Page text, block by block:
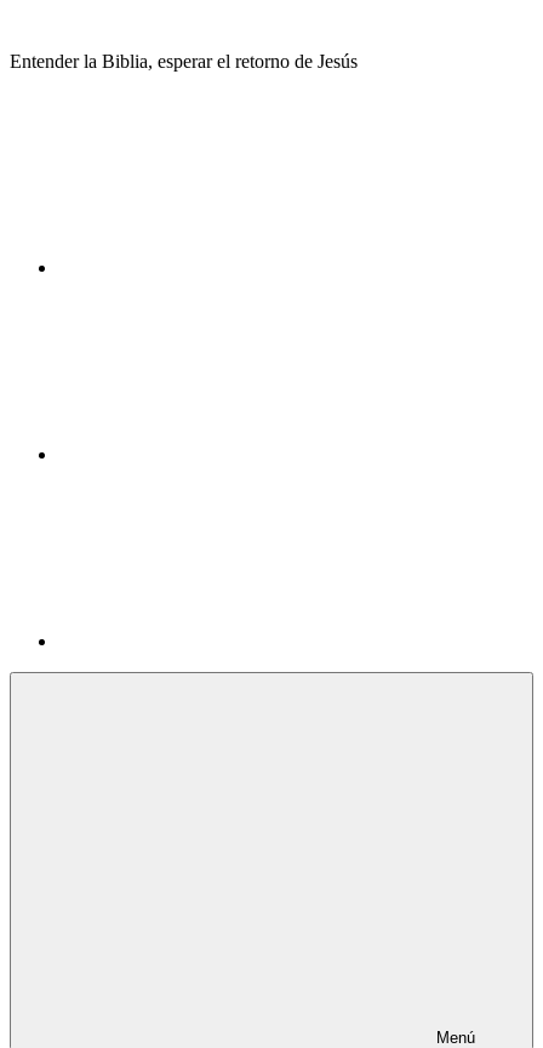
contenido
Entender la Biblia, esperar el retorno de Jesús
Menú